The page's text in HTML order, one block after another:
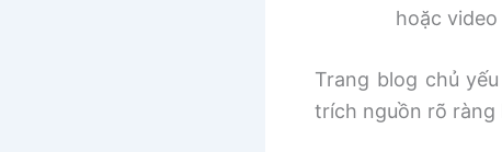
hoặc
Trang blog chủ
trích nguồn rõ ràng